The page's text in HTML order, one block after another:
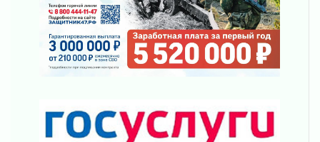
03 августа 2026
Строительные компании Ленобласти
подняли зарплаты почти на 40% за год
03 августа 2026
Шесть новых жизней в честь дня рождения
Уроки безопасности для детей и взрослых
03 августа 2026